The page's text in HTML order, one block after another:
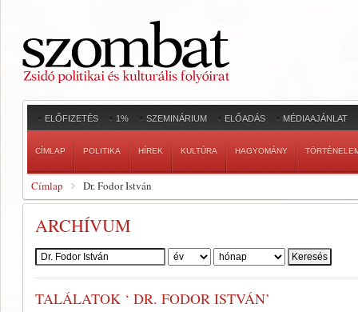
ELŐFIZETÉS 1% SZEMINÁRIUM ELŐADÁS MÉDIAAJÁNLAT
CÍMLAP POLITIKA HÍREK KULTÚRA HAGYOMÁNY
Címlap Dr. Fodor István
ARCHÍVUM
Szerző:
TALÁLATOK ‘ DR. FODOR ISTVÁN’